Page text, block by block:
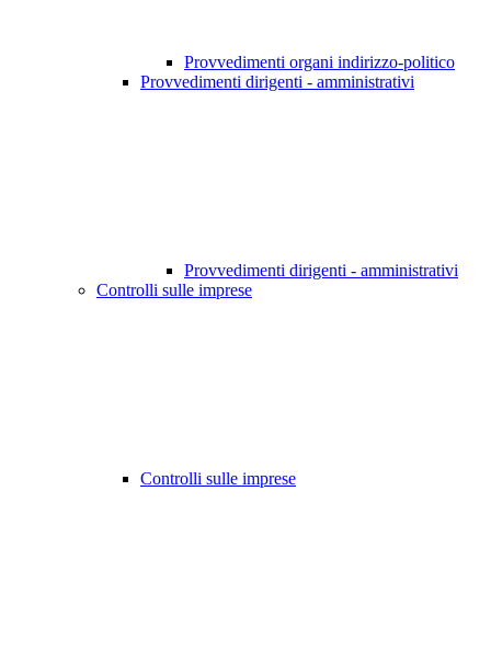
Provvedimenti organi indirizzo-politico
Provvedimenti dirigenti - amministrativi
Provvedimenti dirigenti - amministrativi
Controlli sulle imprese
Controlli sulle imprese